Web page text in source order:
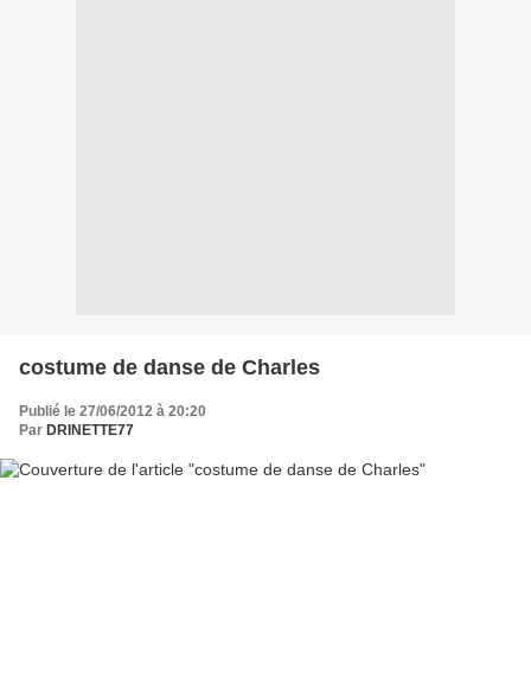
costume de danse de Charles
Publié le 27/06/2012 à 20:20
Par DRINETTE77